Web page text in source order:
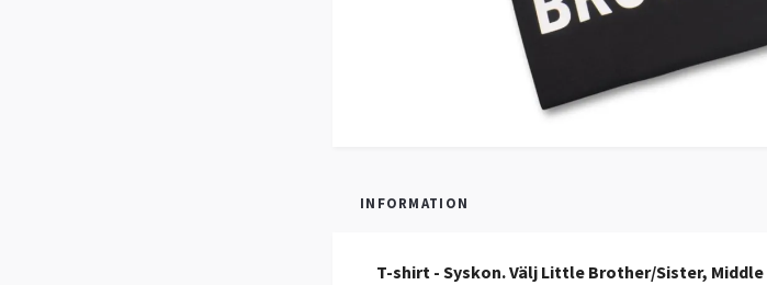
INFORMATION
T-shirt - Syskon. Välj Little Brother/Sister,